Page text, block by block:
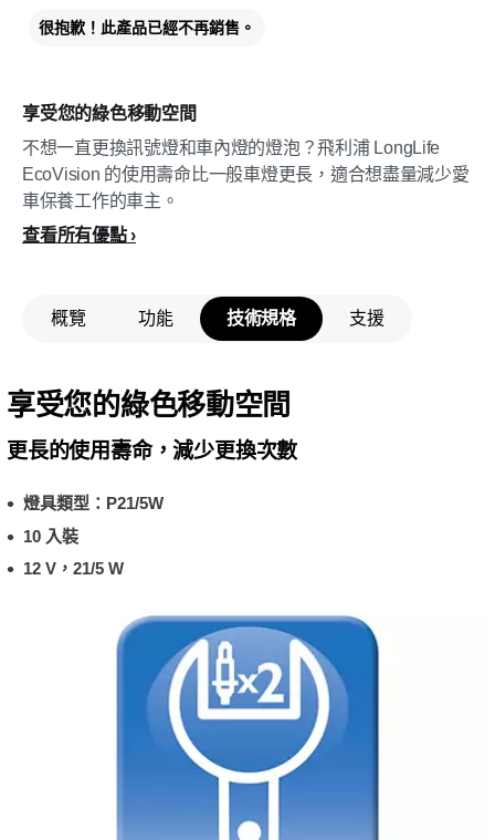
享受您的綠色移動空間
不想一直更換訊號燈和車內燈的燈泡？飛利浦 LongLife
EcoVision 的使用壽命比一般車燈更長，適合想盡量減少愛
車保養工作的車主。
查看所有優點
很抱歉！此產品已經不再銷售。
概覽 功能 技術規格 支援
享受您的綠色移動空間
更長的使用壽命，減少更換次數
燈具類型：P21/5W
10 入裝
12 V，21/5 W